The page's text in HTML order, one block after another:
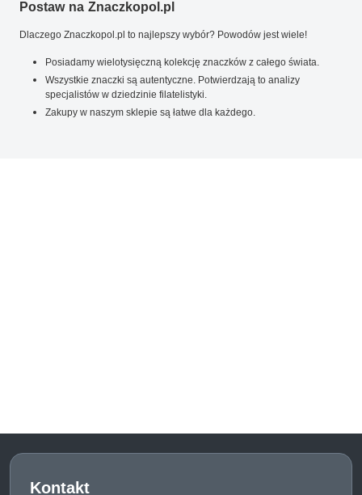
Postaw na Znaczkopol.pl
Dlaczego Znaczkopol.pl to najlepszy wybór? Powodów jest wiele!
Posiadamy wielotysięczną kolekcję znaczków z całego świata.
Wszystkie znaczki są autentyczne. Potwierdzają to analizy
specjalistów w dziedzinie filatelistyki.
Zakupy w naszym sklepie są łatwe dla każdego.
Kontakt